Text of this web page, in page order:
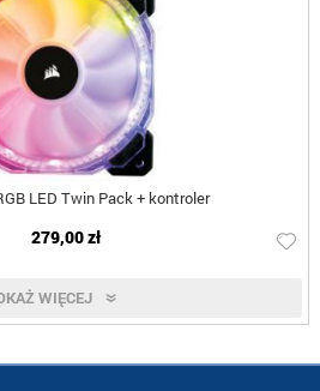
LED Twin Pack + kontroler
279,00 zł
WIĘCEJ